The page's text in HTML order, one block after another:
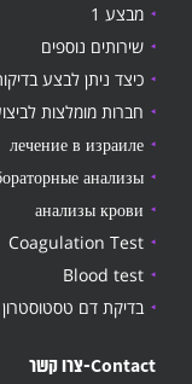
מבצע 1
שירותים נוספים
כיצד ניתן לבצע
חברות מומלצות
лечение в израиле
анализы
анализы крови
Coagulation Test
Blood test
בדיקת דם טסטוסטרון
Contact-צרו קשר